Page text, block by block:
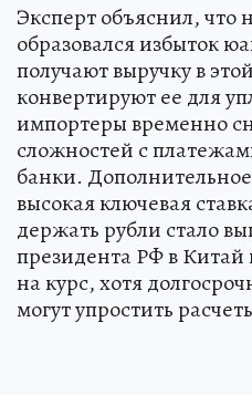
Эксперт объяснил, что
образовался избыток
получают выручку в
конвертируют ее для
импортеры временно
сложностей с
банки.
высокая ключевая
держать рубли стало
президента РФ в
на курс, хотя
могут упростить